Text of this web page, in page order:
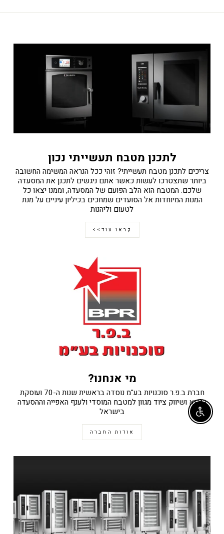
לתכנן מטבח תעשייתי נכון
צריכים לתכנן מטבח תעשייתי? זוהי ככל הנראה המשימה החשובה
ביותר שתצטרכו לעשות כאשר אתם ניגשים לתכנן את המסעדה
שלכם. המטבח הוא הלב הפועם של המסעדה, וממנו יצאו כל
המנות המיוחדות אל הסועדים שמחכים בכיליון עיניים על מנת
לטעום וליהנות
קראו עוד>>
מי אנחנו?
חברת ב.פ.ר סוכנויות בע"מ נוסדה בראשית שנות ה-70 ועוסקת
ביבוא ושיווק ציוד מגוון למטבח המוסדי ולענף האפייה וההסעדה
בישראל
אודות החברה
Enable accessibility